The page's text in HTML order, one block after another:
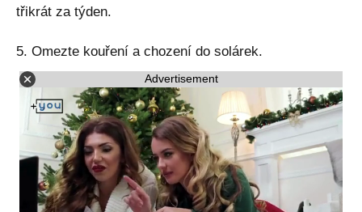
třikrát za týden.
5. Omezte kouření a chození do solárek.
Advertisement